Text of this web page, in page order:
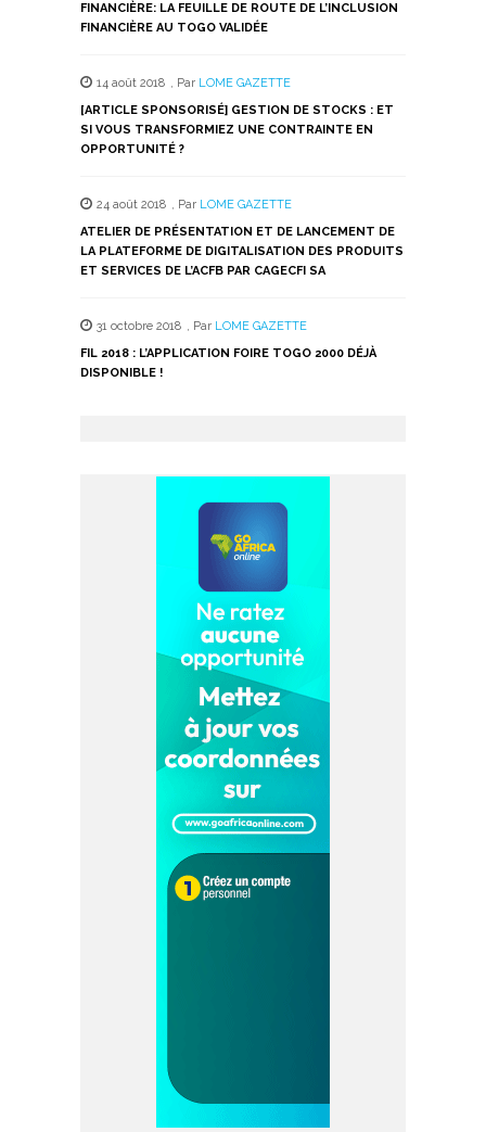
FINANCIÈRE: LA FEUILLE DE ROUTE DE L’INCLUSION
FINANCIÈRE AU TOGO VALIDÉE
14 août 2018 , Par LOME GAZETTE
[ARTICLE SPONSORISÉ] GESTION DE STOCKS : ET
SI VOUS TRANSFORMIEZ UNE CONTRAINTE EN
OPPORTUNITÉ ?
24 août 2018 , Par LOME GAZETTE
ATELIER DE PRÉSENTATION ET DE LANCEMENT DE
LA PLATEFORME DE DIGITALISATION DES PRODUITS
ET SERVICES DE L’ACFB PAR CAGECFI SA
31 octobre 2018 , Par LOME GAZETTE
FIL 2018 : L’APPLICATION FOIRE TOGO 2000 DÉJÀ
DISPONIBLE !